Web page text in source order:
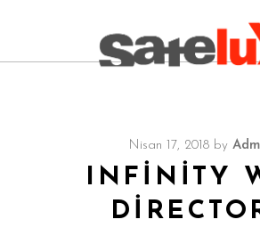
Nisan 17, 2018 by
INFINITY